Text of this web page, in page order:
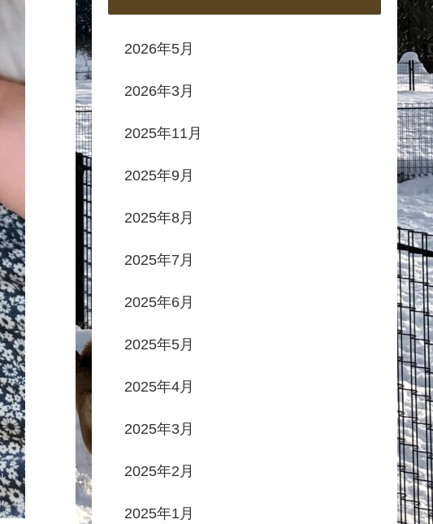
2026年5月
2026年3月
2025年11月
2025年9月
2025年8月
2025年7月
2025年6月
2025年5月
2025年4月
2025年3月
2025年2月
2025年1月